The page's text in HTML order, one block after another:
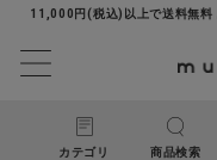
11,000円(税込)以上で送料無料
カテゴリ 商品検索